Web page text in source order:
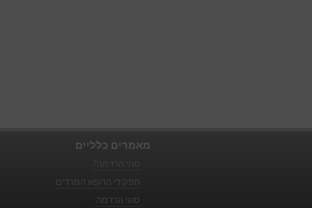
מאמרים כלליים
תפקידי הרופא המרדים
סוגי הרדמה